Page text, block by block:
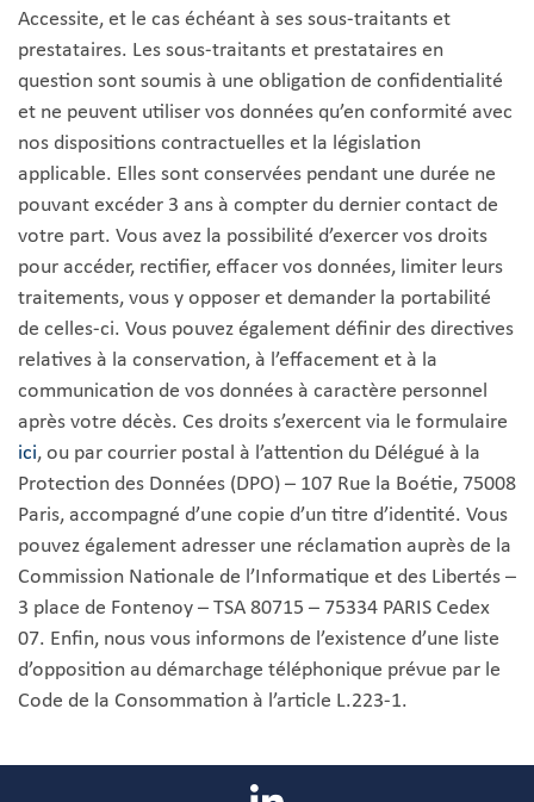
Accessite, et le cas échéant à ses sous-traitants et
prestataires. Les sous-traitants et prestataires en
question sont soumis à une obligation de confidentialité
et ne peuvent utiliser vos données qu’en conformité avec
nos dispositions contractuelles et la législation
applicable. Elles sont conservées pendant une durée ne
pouvant excéder 3 ans à compter du dernier contact de
votre part. Vous avez la possibilité d’exercer vos droits
pour accéder, rectifier, effacer vos données, limiter leurs
traitements, vous y opposer et demander la portabilité
de celles-ci. Vous pouvez également définir des directives
relatives à la conservation, à l’effacement et à la
communication de vos données à caractère personnel
après votre décès. Ces droits s’exercent via le formulaire
ici, ou par courrier postal à l’attention du Délégué à la
Protection des Données (DPO) – 107 Rue la Boétie, 75008
Paris, accompagné d’une copie d’un titre d’identité. Vous
pouvez également adresser une réclamation auprès de la
Commission Nationale de l’Informatique et des Libertés –
3 place de Fontenoy – TSA 80715 – 75334 PARIS Cedex
07. Enfin, nous vous informons de l’existence d’une liste
d’opposition au démarchage téléphonique prévue par le
Code de la Consommation à l’article L.223-1.